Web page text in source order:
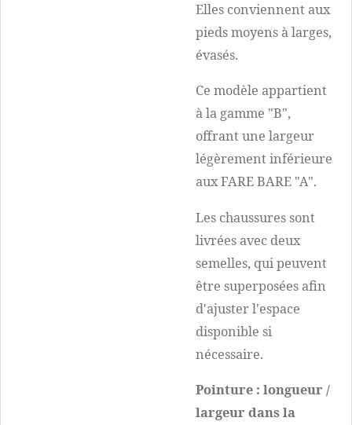
Elles conviennent aux
pieds moyens à larges,
évasés.
Ce modèle appartient
à la gamme "B",
offrant une largeur
légèrement inférieure
aux FARE BARE "A".
Les chaussures sont
livrées avec deux
semelles, qui peuvent
être superposées afin
d'ajuster l'espace
disponible si
nécessaire.
Pointure : longueur /
largeur dans la